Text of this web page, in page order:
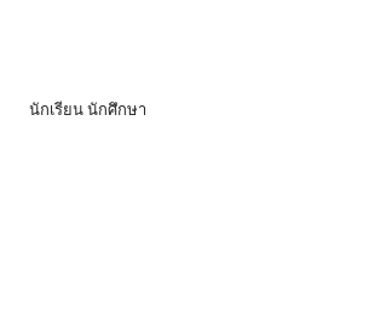
นักเรียน นักศึกษา